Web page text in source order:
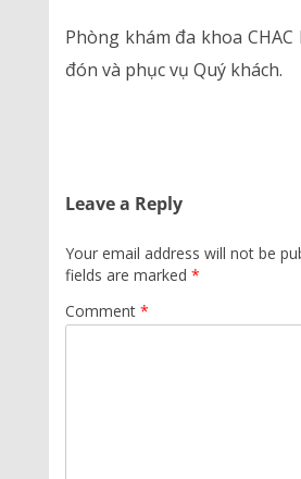
Phòng khám đa khoa
đón và phục vụ Quý khách.
Leave a Reply
Your email address will not be
fields are marked *
Comment *